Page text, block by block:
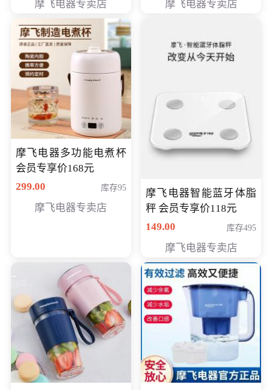
摩飞电器专卖店 摩飞电器专卖店
摩飞电器多功能电煮杯
会员专享价168元
299.00
库存95
摩飞电器专卖店
摩飞电器智能蓝牙体脂
秤 会员专享价118元
149.00
库存495
摩飞电器专卖店